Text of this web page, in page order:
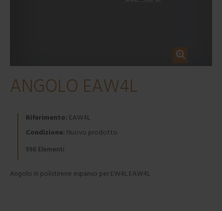
ANGOLO EAW4L
Riferimento: EAW4L
Condizione: Nuovo prodotto
996 Elementi
Angolo in polistirene espanso per EW4L EAW4L